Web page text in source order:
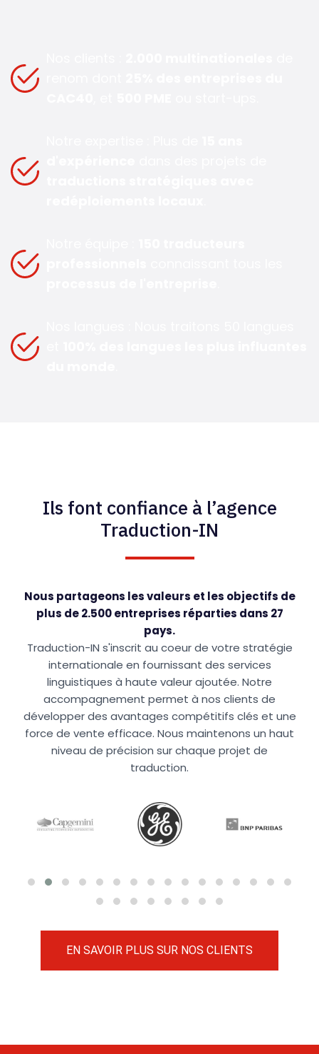
Ils font confiance à l’agence
Traduction-IN
Nous partageons les valeurs et les objectifs de
plus de 2.500 entreprises réparties dans 27
pays.
Traduction-IN s'inscrit au coeur de votre stratégie
internationale en fournissant des services
linguistiques à haute valeur ajoutée. Notre
accompagnement permet à nos clients de
développer des avantages compétitifs clés et une
force de vente efficace. Nous maintenons un haut
niveau de précision sur chaque projet de
traduction.
EN SAVOIR PLUS SUR NOS CLIENTS